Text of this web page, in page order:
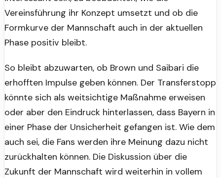
Vereinsführung ihr Konzept umsetzt und ob die
Formkurve der Mannschaft auch in der aktuellen
Phase positiv bleibt.
So bleibt abzuwarten, ob Brown und Saibari die
erhofften Impulse geben können. Der Transferstopp
könnte sich als weitsichtige Maßnahme erweisen
oder aber den Eindruck hinterlassen, dass Bayern in
einer Phase der Unsicherheit gefangen ist. Wie dem
auch sei, die Fans werden ihre Meinung dazu nicht
zurückhalten können. Die Diskussion über die
Zukunft der Mannschaft wird weiterhin in vollem